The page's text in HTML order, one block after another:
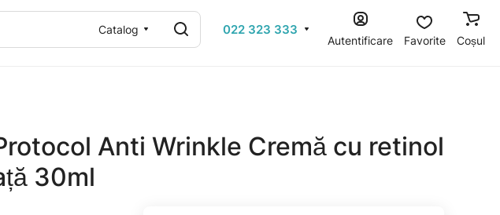
Catalog 022 323 333
Autentificare Favorite Coșul
Anti Wrinkle Cremă cu retinol
30ml